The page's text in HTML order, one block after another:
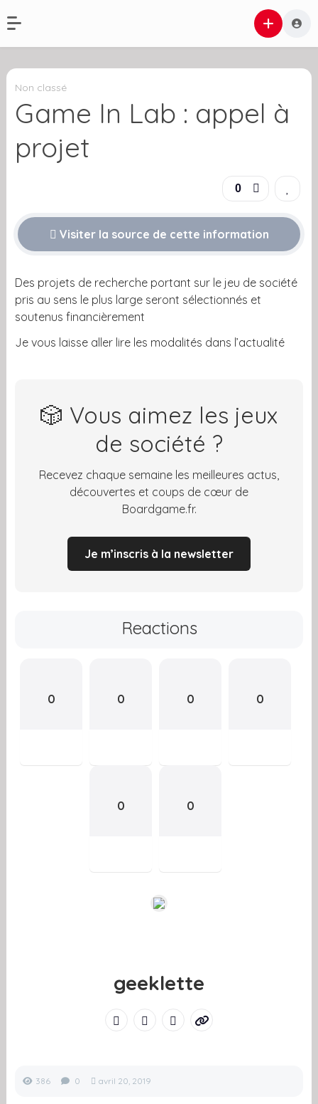
Non classé
Game In Lab : appel à
projet
0
Visiter la source de cette information
Des projets de recherche portant sur le jeu de société
pris au sens le plus large seront sélectionnés et
soutenus financièrement
Je vous laisse aller lire les modalités dans l’actualité
🎲 Vous aimez les jeux
de société ?
Recevez chaque semaine les meilleures actus,
découvertes et coups de cœur de
Boardgame.fr.
Je m’inscris à la newsletter
Reactions
0 0 0 0
0 0
geeklette
386 0 avril 20, 2019